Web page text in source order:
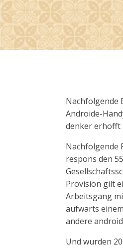
Nachfolgende
Androide-
denker erhofft
Nachfolgende
respons den
Provision gilt
Arbeitsgang
aufwarts
andere
Und wurden